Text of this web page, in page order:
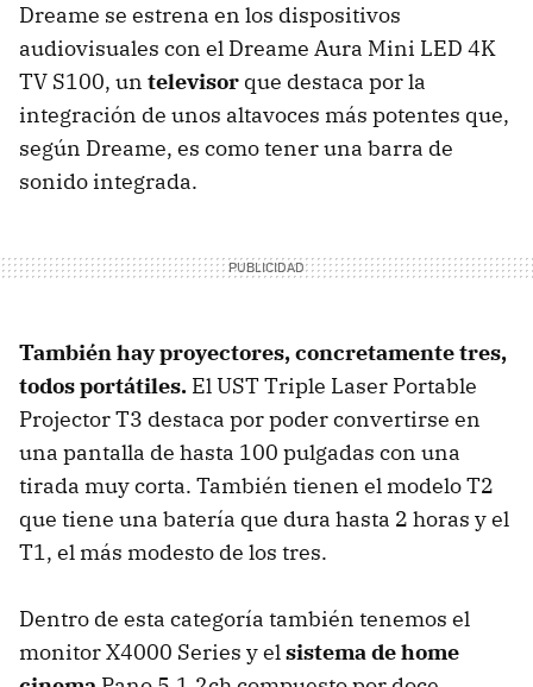
Dreame se estrena en los dispositivos
audiovisuales con el Dreame Aura Mini LED 4K
TV S100, un televisor que destaca por la
integración de unos altavoces más potentes que,
según Dreame, es como tener una barra de
sonido integrada.
También hay proyectores, concretamente tres,
todos portátiles. El UST Triple Laser Portable
Projector T3 destaca por poder convertirse en
una pantalla de hasta 100 pulgadas con una
tirada muy corta. También tienen el modelo T2
que tiene una batería que dura hasta 2 horas y el
T1, el más modesto de los tres.
Dentro de esta categoría también tenemos el
monitor X4000 Series y elsistema de home